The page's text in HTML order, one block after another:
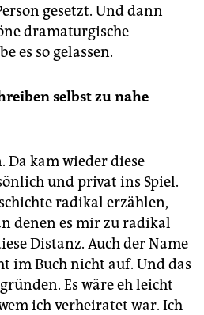
gesetzt. Und dann
dramaturgische
es so gelassen.
selbst zu nahe
Da kam wieder diese
und privat ins Spiel.
radikal erzählen,
denen es mir zu radikal
Distanz. Auch der Name
im Buch nicht auf. Und das
Es wäre eh leicht
ich verheiratet war. Ich